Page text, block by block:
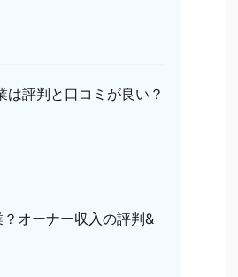
評判と口コミが良い？
オーナー収入の評判&